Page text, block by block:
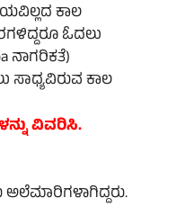
ಕಾಲ
ಓದಲು
ನಾಗರಿಕತೆ)
ಸಾಧ್ಯವಿರುವ ಕಾಲ
ವಿವರಿಸಿ.